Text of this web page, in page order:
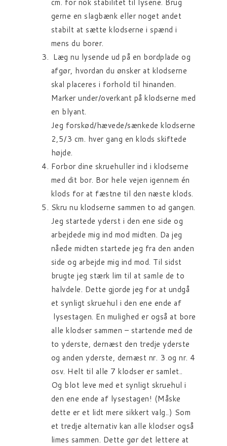
cm. for nok stabilitet til lysene. Brug
gerne en slagbænk eller noget andet
stabilt at sætte klodserne i spænd i
mens du borer.
Læg nu lysende ud på en bordplade og
afgør, hvordan du ønsker at klodserne
skal placeres i forhold til hinanden.
Marker under/overkant på klodserne med
en blyant.
Jeg forskød/hævede/sænkede klodserne
2,5/3 cm. hver gang en klods skiftede
højde.
Forbor dine skruehuller ind i klodserne
med dit bor. Bor hele vejen igennem én
klods for at fæstne til den næste klods.
Skru nu klodserne sammen to ad gangen.
Jeg startede yderst i den ene side og
arbejdede mig ind mod midten. Da jeg
nåede midten startede jeg fra den anden
side og arbejde mig ind mod. Til sidst
brugte jeg stærk lim til at samle de to
halvdele. Dette gjorde jeg for at undgå
et synligt skruehul i den ene ende af
lysestagen. En mulighed er også at bore
alle klodser sammen – startende med de
to yderste, dernæst den tredje yderste
og anden yderste, dernæst nr. 3 og nr. 4
osv. Helt til alle 7 klodser er samlet..
Og blot leve med et synligt skruehul i
den ene ende af lysestagen! (Måske
dette er et lidt mere sikkert valg..) Som
et tredje alternativ kan alle klodser også
limes sammen. Dette gør det lettere at